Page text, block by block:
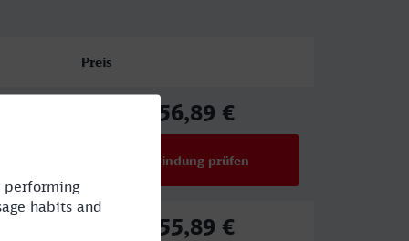
Preis
56,89 €
Verbindung prüfen
55,89 €